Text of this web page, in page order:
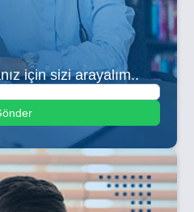
için sizi arayalım..